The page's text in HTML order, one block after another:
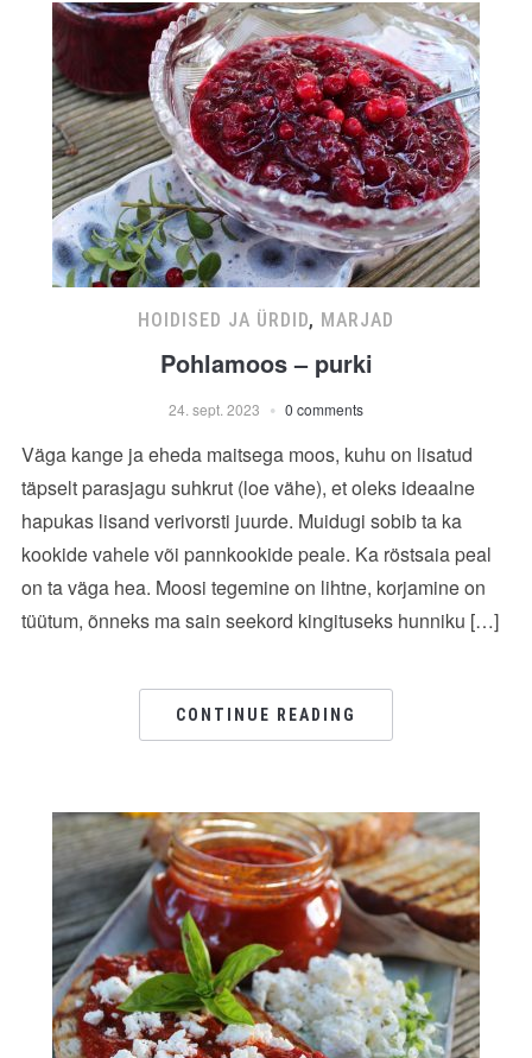
HOIDISED JA ÜRDID, MARJAD
Pohlamoos – purki
24. sept. 2023 0 comments
Väga kange ja eheda maitsega moos, kuhu on lisatud
täpselt parasjagu suhkrut (loe vähe), et oleks ideaalne
hapukas lisand verivorsti juurde. Muidugi sobib ta ka
kookide vahele või pannkookide peale. Ka röstsaia peal
on ta väga hea. Moosi tegemine on lihtne, korjamine on
tüütum, õnneks ma sain seekord kingituseks hunniku […]
CONTINUE READING